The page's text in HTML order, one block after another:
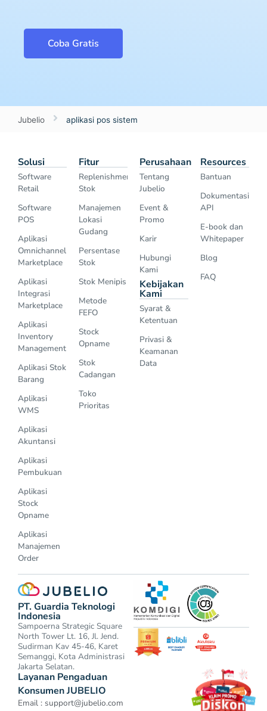
Coba Gratis
Jubelio aplikasi pos sistem
Solusi
Software
Retail
Software
POS
Aplikasi
Omnichannel
Marketplace
Aplikasi
Integrasi
Marketplace
Aplikasi
Inventory
Management
Aplikasi Stok
Barang
Aplikasi
WMS
Aplikasi
Akuntansi
Aplikasi
Pembukuan
Aplikasi
Stock
Opname
Aplikasi
Manajemen
Order
Fitur
Replenishment
Stok
Manajemen
Lokasi
Gudang
Persentase
Stok
Stok Menipis
Metode
FEFO
Stock
Opname
Stok
Cadangan
Toko
Prioritas
Perusahaan
Tentang
Jubelio
Event &
Promo
Karir
Hubungi
Kami
Kebijakan
Kami
Syarat &
Ketentuan
Privasi &
Keamanan
Data
Resources
Bantuan
Dokumentasi
API
E-book dan
Whitepaper
Blog
FAQ
PT. Guardia Teknologi
Indonesia
Sampoerna Strategic Square
North Tower Lt. 16, Jl. Jend.
Sudirman Kav 45-46, Karet
Semanggi, Kota Administrasi
Jakarta Selatan.
Layanan Pengaduan
Konsumen JUBELIO
Email : support@jubelio.com